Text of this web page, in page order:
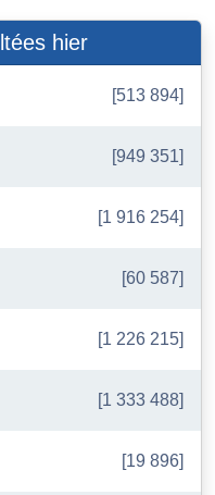
hier
[513 894]
[949 351]
[1 916 254]
[60 587]
[1 226 215]
[1 333 488]
[19 896]